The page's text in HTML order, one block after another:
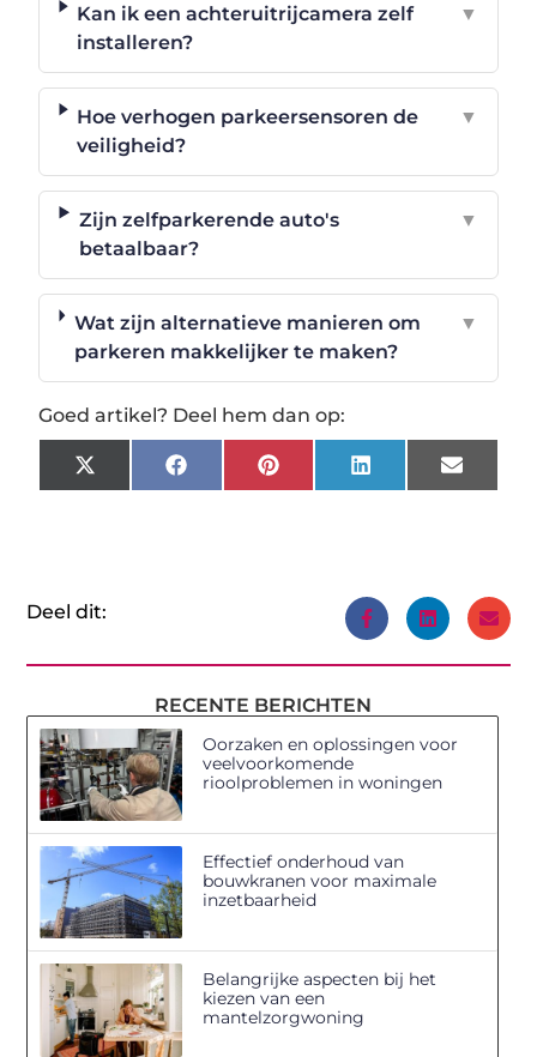
Kan ik een achteruitrijcamera zelf
installeren?
▼
Hoe verhogen parkeersensoren de
veiligheid?
▼
Zijn zelfparkerende auto's
betaalbaar?
▼
Wat zijn alternatieve manieren om
parkeren makkelijker te maken?
▼
Goed artikel? Deel hem dan op:
X
(Twitter)
FacebookPinterestLinkedInEmail
Deel dit:
RECENTE BERICHTEN
Oorzaken en oplossingen voor
veelvoorkomende
rioolproblemen in woningen
Effectief onderhoud van
bouwkranen voor maximale
inzetbaarheid
Belangrijke aspecten bij het
kiezen van een
mantelzorgwoning